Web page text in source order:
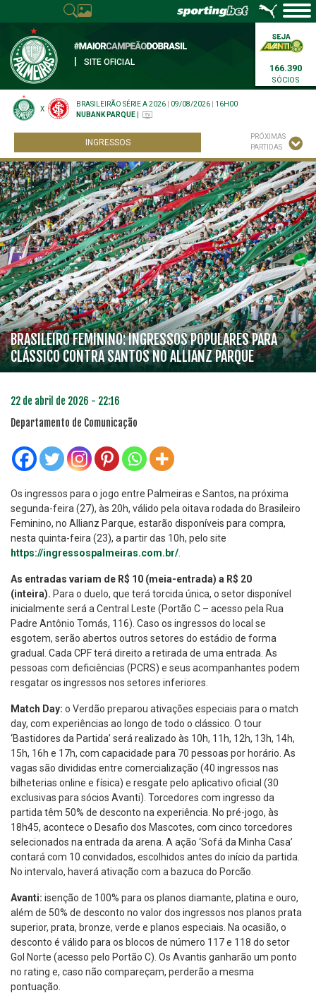
SITE OFICIAL
166.390
SÓCIOS
X
BRASILEIRÃO SÉRIE A 2026 09/08/2026
16H00
NUBANK PARQUE
INGRESSOS
PRÓXIMAS
PARTIDAS
BRASILEIRO FEMININO: INGRESSOS POPULARES PARA
CLÁSSICO CONTRA SANTOS NO ALLIANZ PARQUE
22 de abril de 2026 - 22:16
Departamento de Comunicação
Os ingressos para o jogo entre Palmeiras e Santos, na próxima
segunda-feira (27), às 20h, válido pela oitava rodada do Brasileiro
Feminino, no Allianz Parque, estarão disponíveis para compra,
nesta quinta-feira (23), a partir das 10h, pelo site
https://ingressospalmeiras.com.br/
As entradas variam de R$ 10 (meia-entrada) a R$ 20
(inteira). Para o duelo, que terá torcida única, o setor disponível
inicialmente será a Central Leste (Portão C – acesso pela Rua
Padre Antônio Tomás, 116). Caso os ingressos do local se
esgotem, serão abertos outros setores do estádio de forma
gradual. Cada CPF terá direito a retirada de uma entrada. As
pessoas com deficiências (PCRS) e seus acompanhantes podem
resgatar os ingressos nos setores inferiores.
Match Day: o Verdão preparou ativações especiais para o match
day, com experiências ao longo de todo o clássico. O tour
‘Bastidores da Partida’ será realizado às 10h, 11h, 12h, 13h, 14h,
15h, 16h e 17h, com capacidade para 70 pessoas por horário. As
vagas são divididas entre comercialização (40 ingressos nas
bilheterias online e física) e resgate pelo aplicativo oficial (30
exclusivas para sócios Avanti). Torcedores com ingresso da
partida têm 50% de desconto na experiência. No pré-jogo, às
18h45, acontece o Desafio dos Mascotes, com cinco torcedores
selecionados na entrada da arena. A ação ‘Sofá da Minha Casa’
contará com 10 convidados, escolhidos antes do início da partida.
No intervalo, haverá ativação com a bazuca do Porcão.
Avanti: isenção de 100% para os planos diamante, platina e ouro,
além de 50% de desconto no valor dos ingressos nos planos prata
superior, prata, bronze, verde e planos especiais. Na ocasião, o
desconto é válido para os blocos de número 117 e 118 do setor
Gol Norte (acesso pelo Portão C). Os Avantis ganharão um ponto
no rating e, caso não compareçam, perderão a mesma
pontuação.